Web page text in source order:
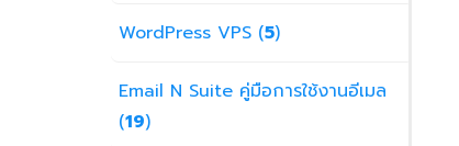
WordPress VPS (5)
Email N Suite คู่มือการใช้งานอีเมล
(19)